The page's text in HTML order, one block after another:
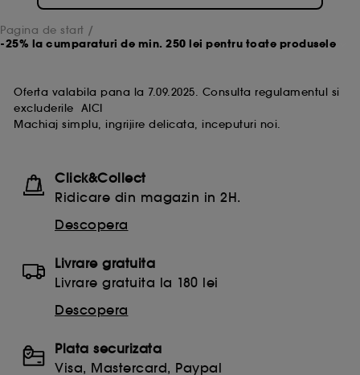
Pagina de start
-25% la cumparaturi de min. 250 lei pentru toate produsele
Oferta valabila pana la 7.09.2025. Consulta regulamentul si
excluderile AICI
Machiaj simplu, ingrijire delicata, inceputuri noi.
Click&Collect
Ridicare din magazin in 2H.
Descopera
Livrare gratuita
Livrare gratuita la 180 lei
Descopera
Plata securizata
Visa, Mastercard, Paypal